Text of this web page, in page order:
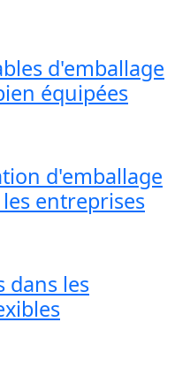
d'emballage
équipées
d'emballage
entreprises
dans les